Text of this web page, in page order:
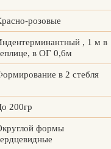
розовые
, 1 м в
в ОГ 0,6м
в 2 стебля
200гр
формы